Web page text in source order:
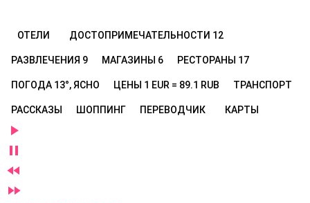
ОТЕЛИ ДОСТОПРИМЕЧАТЕЛЬНОСТИ 12
РАЗВЛЕЧЕНИЯ 9 МАГАЗИНЫ 6 РЕСТОРАНЫ 17
ПОГОДА 13°, ЯСНО ЦЕНЫ 1 EUR = 89.1 RUB ТРАНСПОРТ
РАССКАЗЫ ШОППИНГ ПЕРЕВОДЧИК КАРТЫ



